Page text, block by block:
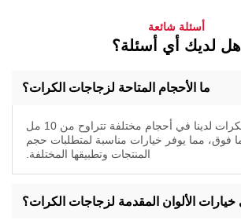
أسئلة شائعة
هل لديك أي أسئلة؟
ما الأحجام المتاحة لزجاجات الكرات؟
تتوفر زجاجات الكرات لدينا في أحجام مختلفة تتراوح من 10 مل
مل وما فوق، مما يوفر خيارات مناسبة لمتطلبات حجم
المنتجات وتطبيقها المختلفة.
الألوان المقدمة لزجاجات الكرات؟